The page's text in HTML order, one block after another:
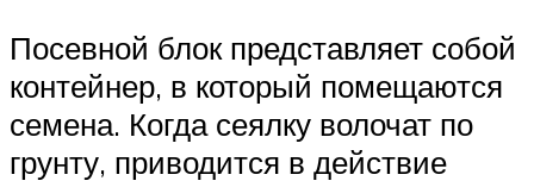
Посевной блок представляет собой
контейнер, в который помещаются
семена. Когда сеялку волочат по
грунту, приводится в действие